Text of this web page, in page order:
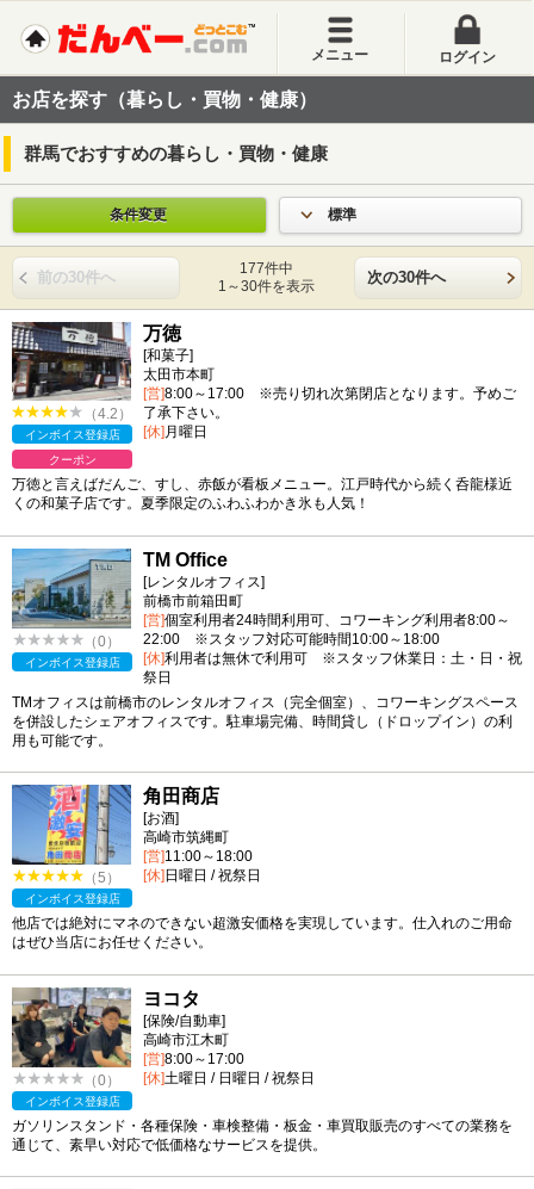
メニュー ログイン
お店を探す（暮らし・買物・健康）
群馬でおすすめの暮らし・買物・健康
条件変更 標準
前の30件へ
177件中
1～30件を表示
次の30件へ
（4.2）
インボイス登録店
クーポン
万徳
[和菓子]
太田市本町
[営]8:00～17:00 ※売り切れ次第閉店となります。予めご
了承下さい。
[休]月曜日
万徳と言えばだんご、すし、赤飯が看板メニュー。江戸時代から続く呑龍様近
くの和菓子店です。夏季限定のふわふわかき氷も人気！
（0）
インボイス登録店
TM Office
[レンタルオフィス]
前橋市前箱田町
[営]個室利用者24時間利用可、コワーキング利用者8:00～
22:00 ※スタッフ対応可能時間10:00～18:00
[休]利用者は無休で利用可 ※スタッフ休業日：土・日・祝
祭日
TMオフィスは前橋市のレンタルオフィス（完全個室）、コワーキングスペース
を併設したシェアオフィスです。駐車場完備、時間貸し（ドロップイン）の利
用も可能です。
（5）
インボイス登録店
角田商店
[お酒]
高崎市筑縄町
[営]11:00～18:00
[休] 日曜日 / 祝祭日
他店では絶対にマネのできない超激安価格を実現しています。仕入れのご用命
はぜひ当店にお任せください。
（0）
インボイス登録店
ヨコタ
[保険/自動車]
高崎市江木町
[営]8:00～17:00
[休]土曜日 / 日曜日 / 祝祭日
ガソリンスタンド・各種保険・車検整備・板金・車買取販売のすべての業務を
通じて、素早い対応で低価格なサービスを提供。